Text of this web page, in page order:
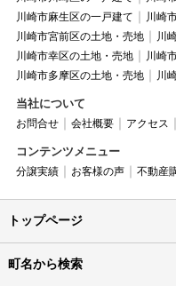
川崎市麻生区の一戸建て
川崎
川崎市宮前区の土地・売地
川
川崎市幸区の土地・売地
川崎
川崎市多摩区の土地・売地
川
当社について
お問合せ 会社概要 アクセス
コンテンツメニュー
分譲実績 お客様の声 不動産
トップページ
町名から検索